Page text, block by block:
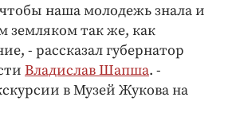
наша молодежь знала и
земляком так же, как
- рассказал губернатор
Владислав Шапша. -
в Музей Жукова на